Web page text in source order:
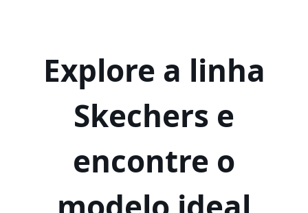
Explore a linha
Skechers e
encontre o